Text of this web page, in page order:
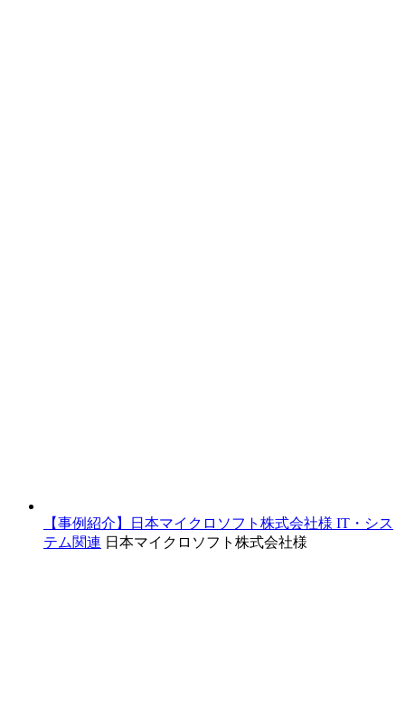
【事例紹介】日本マイクロソフト株式会社様 IT・シス
テム関連 日本マイクロソフト株式会社様